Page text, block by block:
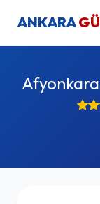
ANKARA